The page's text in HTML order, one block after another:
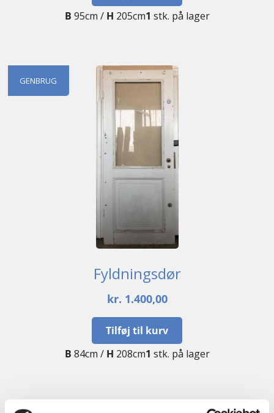
B 95cm / H 205cm1 stk. på lager
GENBRUG
Fyldningsdør
kr. 1.400,00
Tilføj til kurv
B 84cm / H 208cm1 stk. på lager